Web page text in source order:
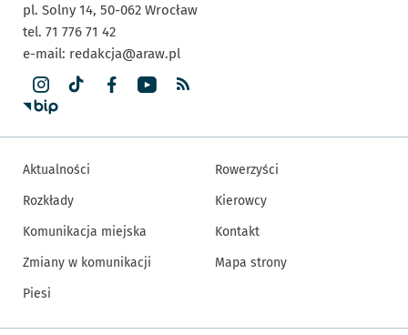
pl. Solny 14, 50-062 Wrocław
tel. 71 776 71 42
e-mail: redakcja@araw.pl
Aktualności
Rozkłady
Komunikacja miejska
Zmiany w komunikacji
Piesi
Rowerzyści
Kierowcy
Kontakt
Mapa strony